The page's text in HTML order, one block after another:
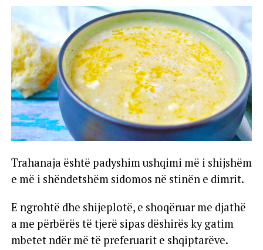
Trahanaja është padyshim ushqimi më i shijshëm
e më i shëndetshëm sidomos në stinën e dimrit.
E ngrohtë dhe shijeplotë, e shoqëruar me djathë
a me përbërës të tjerë sipas dëshirës ky gatim
mbetet ndër më të preferuarit e shqiptarëve.